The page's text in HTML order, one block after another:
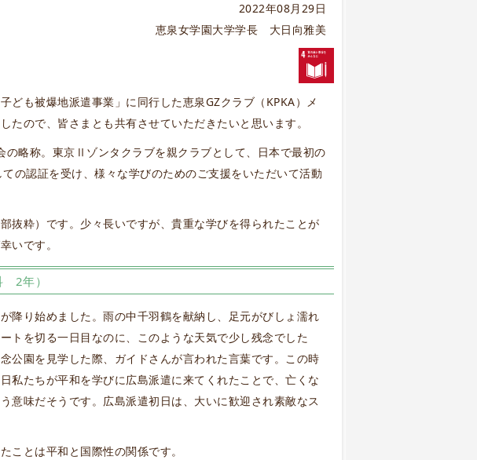
2022年08月29日
恵泉女学園大学学長 大日向雅美
ども被爆地派遣事業」に同行した恵泉GZクラブ（KPKA）メ
たので、皆さまとも共有させていただきたいと思います。
の略称。東京Ⅱゾンタクラブを親クラブとして、日本で最初の
の認証を受け、様々な学びのためのご支援をいただいて活動
抜粋）です。少々長いですが、貴重な学びを得られたことが
いです。
2年）
降り始めました。雨の中千羽鶴を献納し、足元がびしょ濡れ
トを切る一日目なのに、このような天気で少し残念でした
公園を見学した際、ガイドさんが言われた言葉です。この時
私たちが平和を学びに広島派遣に来てくれたことで、亡くな
意味だそうです。広島派遣初日は、大いに歓迎され素敵なス
ことは平和と国際性の関係です。